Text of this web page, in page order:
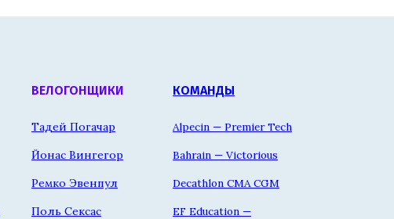
ВЕЛОГОНЩИКИ
Тадей Погачар
Йонас Вингегор
Ремко Эвенпул
Поль Сексас
КОМАНДЫ
Alpecin — Premier Tech
Bahrain — Victorious
Decathlon CMA CGM
EF Education —